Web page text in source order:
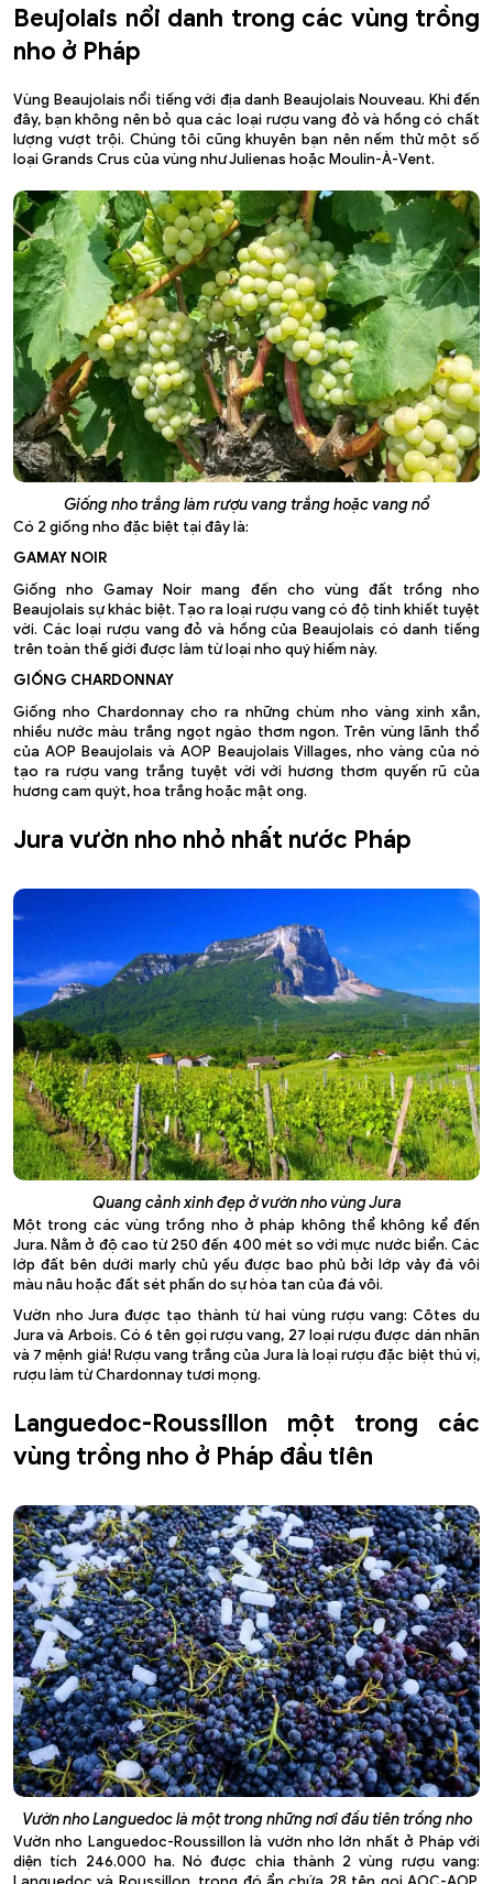
Beujolais nổi danh trong các vùng trồng
nho ở Pháp
Vùng Beaujolais nổi tiếng với địa danh Beaujolais Nouveau. Khi đến
đây, bạn không nên bỏ qua các loại rượu vang đỏ và hồng có chất
lượng vượt trội. Chúng tôi cũng khuyên bạn nên nếm thử một số
loại Grands Crus của vùng như Julienas hoặc Moulin-À-Vent.
Giống nho trắng làm rượu vang trắng hoặc vang nổ
Có 2 giống nho đặc biệt tại đây là:
GAMAY NOIR
Giống nho Gamay Noir mang đến cho vùng đất trồng nho
Beaujolais sự khác biệt. Tạo ra loại rượu vang có độ tinh khiết tuyệt
vời. Các loại rượu vang đỏ và hồng của Beaujolais có danh tiếng
trên toàn thế giới được làm từ loại nho quý hiếm này.
GIỐNG CHARDONNAY
Giống nho Chardonnay cho ra những chùm nho vàng xinh xắn,
nhiều nước màu trắng ngọt ngào thơm ngon. Trên vùng lãnh thổ
của AOP Beaujolais và AOP Beaujolais Villages, nho vàng của nó
tạo ra rượu vang trắng tuyệt vời với hương thơm quyến rũ của
hương cam quýt, hoa trắng hoặc mật ong.
Jura vườn nho nhỏ nhất nước Pháp
Quang cảnh xinh đẹp ở vườn nho vùng Jura
Một trong các vùng trồng nho ở pháp không thể không kể đến
Jura. Nằm ở độ cao từ 250 đến 400 mét so với mực nước biển. Các
lớp đất bên dưới marly chủ yếu được bao phủ bởi lớp vảy đá vôi
màu nâu hoặc đất sét phấn do sự hòa tan của đá vôi.
Vườn nho Jura được tạo thành từ hai vùng rượu vang: Côtes du
Jura và Arbois. Có 6 tên gọi rượu vang, 27 loại rượu được dán nhãn
và 7 mệnh giá! Rượu vang trắng của Jura là loại rượu đặc biệt thú vị,
rượu làm từ Chardonnay tươi mọng.
Languedoc-Roussillon một trong các
vùng trồng nho ở Pháp đầu tiên
Vườn nho Languedoc là một trong những nơi đầu tiên trồng nho
Vườn nho Languedoc-Roussillon là vườn nho lớn nhất ở Pháp với
diện tích 246.000 ha. Nó được chia thành 2 vùng rượu vang:
Languedoc và Roussillon, trong đó ẩn chứa 28 tên gọi AOC-AOP.